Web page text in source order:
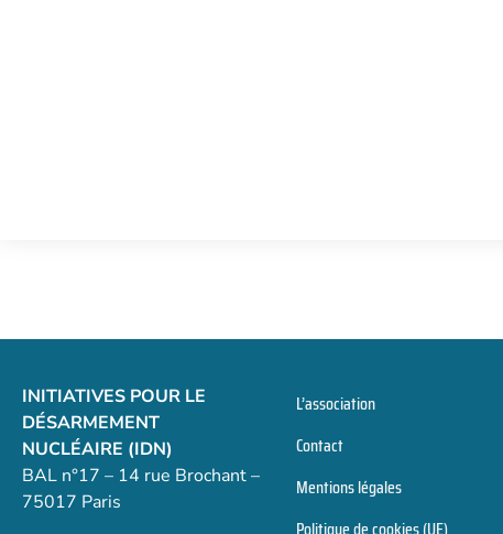
INITIATIVES POUR LE
DÉSARMEMENT
NUCLÉAIRE (IDN)
BAL n°17 – 14 rue Brochant –
75017 Paris
L’association
Contact
Mentions légales